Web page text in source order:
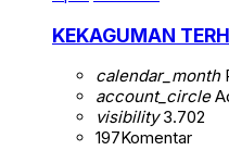
KEKAGUMAN
calendar_month
account_circle
visibility3.702
197Komentar